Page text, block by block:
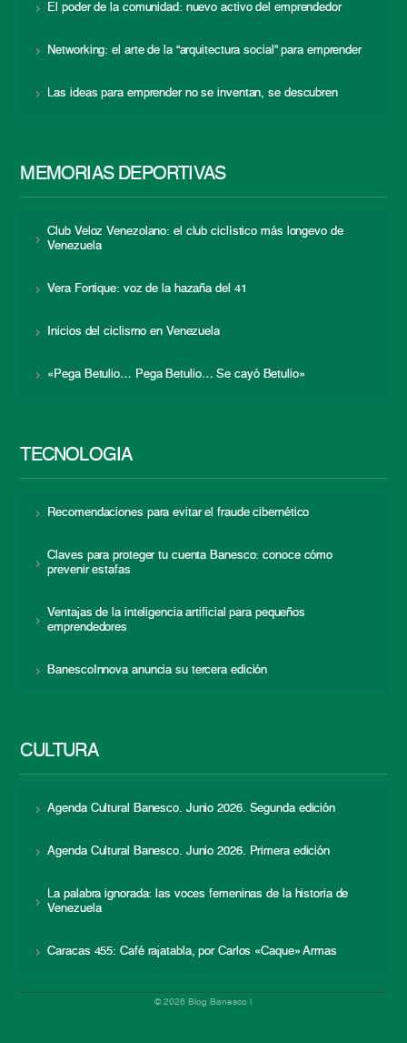
El poder de la comunidad: nuevo activo del emprendedor
Networking: el arte de la “arquitectura social” para emprender
Las ideas para emprender no se inventan, se descubren
MEMORIAS DEPORTIVAS
Club Veloz Venezolano: el club ciclístico más longevo de
Venezuela
Vera Fortique: voz de la hazaña del 41
Inicios del ciclismo en Venezuela
«Pega Betulio… Pega Betulio… Se cayó Betulio»
TECNOLOGÍA
Recomendaciones para evitar el fraude cibernético
Claves para proteger tu cuenta Banesco: conoce cómo
prevenir estafas
Ventajas de la inteligencia artificial para pequeños
emprendedores
BanescoInnova anuncia su tercera edición
CULTURA
Agenda Cultural Banesco. Junio 2026. Segunda edición
Agenda Cultural Banesco. Junio 2026. Primera edición
La palabra ignorada: las voces femeninas de la historia de
Venezuela
Caracas 455: Café rajatabla, por Carlos «Caque» Armas
© 2026 Blog Banesco |